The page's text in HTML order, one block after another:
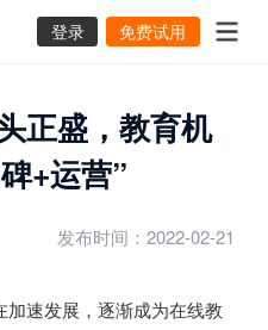
登录 免费试用
正盛，教育机
+运营”
发布时间：2022-02-21
加速发展，逐渐成为在线教